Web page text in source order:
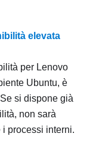
elevata
per Lenovo
Ubuntu, è
si dispone già
non sarà
processi interni.